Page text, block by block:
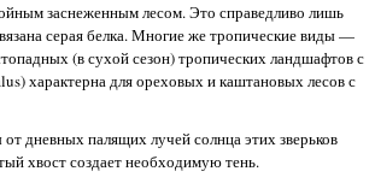
заснеженным лесом. Это справедливо лишь
серая белка. Многие же тропические виды —
(в сухой сезон) тропических ландшафтов с
характерна для ореховых и каштановых лесов с
дневных палящих лучей солнца этих зверьков
хвост создает необходимую тень.